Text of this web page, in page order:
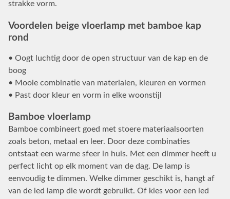
strakke vorm.
Voordelen beige vloerlamp met bamboe kap
rond
• Oogt luchtig door de open structuur van de kap en de
boog
• Mooie combinatie van materialen, kleuren en vormen
• Past door kleur en vorm in elke woonstijl
Bamboe vloerlamp
Bamboe combineert goed met stoere materiaalsoorten
zoals beton, metaal en leer. Door deze combinaties
ontstaat een warme sfeer in huis. Met een dimmer heeft u
perfect licht op elk moment van de dag. De lamp is
eenvoudig te dimmen. Welke dimmer geschikt is, hangt af
van de led lamp die wordt gebruikt. Of kies voor een led